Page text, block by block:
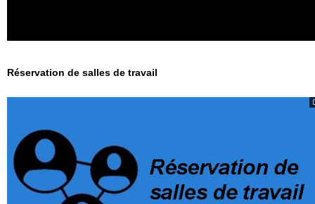
Réservation de salles de travail